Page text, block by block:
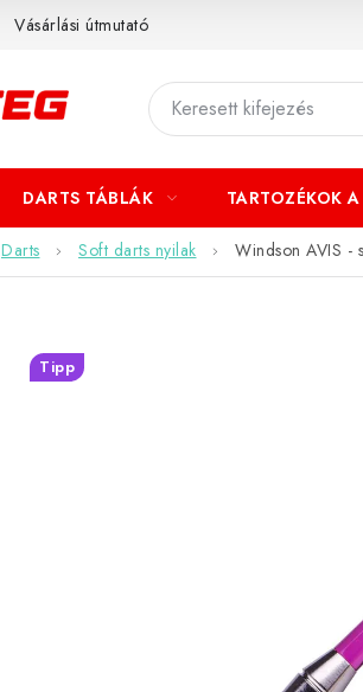
Vásárlási útmutató
DARTS TÁBLÁK TARTOZÉKOK
Darts Soft darts nyilak Windson AVIS -
Tipp